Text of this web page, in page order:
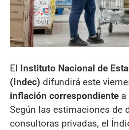
El Instituto Nacional de
(Indec) difundirá este
inflación correspondiente a
Según las estimaciones de
consultoras privadas, el